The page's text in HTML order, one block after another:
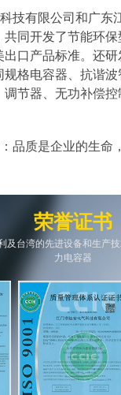
技有限公司和广东
共同开发了节能环
出口产品标准。还
规格电容器、抗谐
调节器、无功补偿
品质是企业的生命
荣誉证书
及台湾的先进设备和生产
力电容器